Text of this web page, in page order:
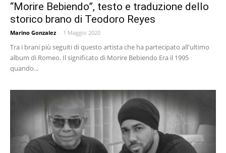
“Morire Bebiendo”, testo e traduzione dello
storico brano di Teodoro Reyes
Marino Gonzalez - 1 Maggio 2020
Tra i brani più seguiti di questo artista che ha partecipato all'ultimo
album di Romeo. Il significato di Morire Bebiendo Era il 1995
quando...